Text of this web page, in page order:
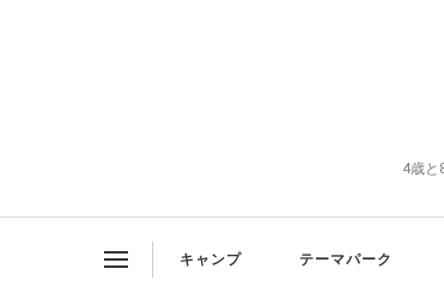
4歳と
キャンプ テーマパーク